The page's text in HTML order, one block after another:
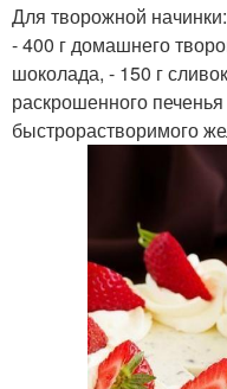
Для творожной начинки:
- 400 г домашнего
шоколада, - 150 г
раскрошенного
быстрорастворимого